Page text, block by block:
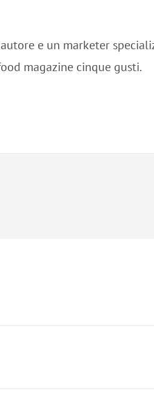
e un marketer
magazine cinque gusti.